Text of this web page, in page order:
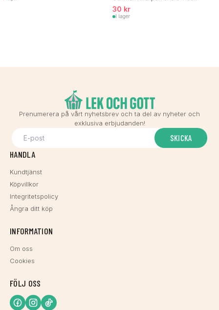
30 kr
I lager
Prenumerera på vårt nyhetsbrev och ta del av nyheter och
exklusiva erbjudanden!
SKICKA
HANDLA
Kundtjänst
Köpvillkor
Integritetspolicy
Ångra ditt köp
INFORMATION
Om oss
Cookies
FÖLJ OSS